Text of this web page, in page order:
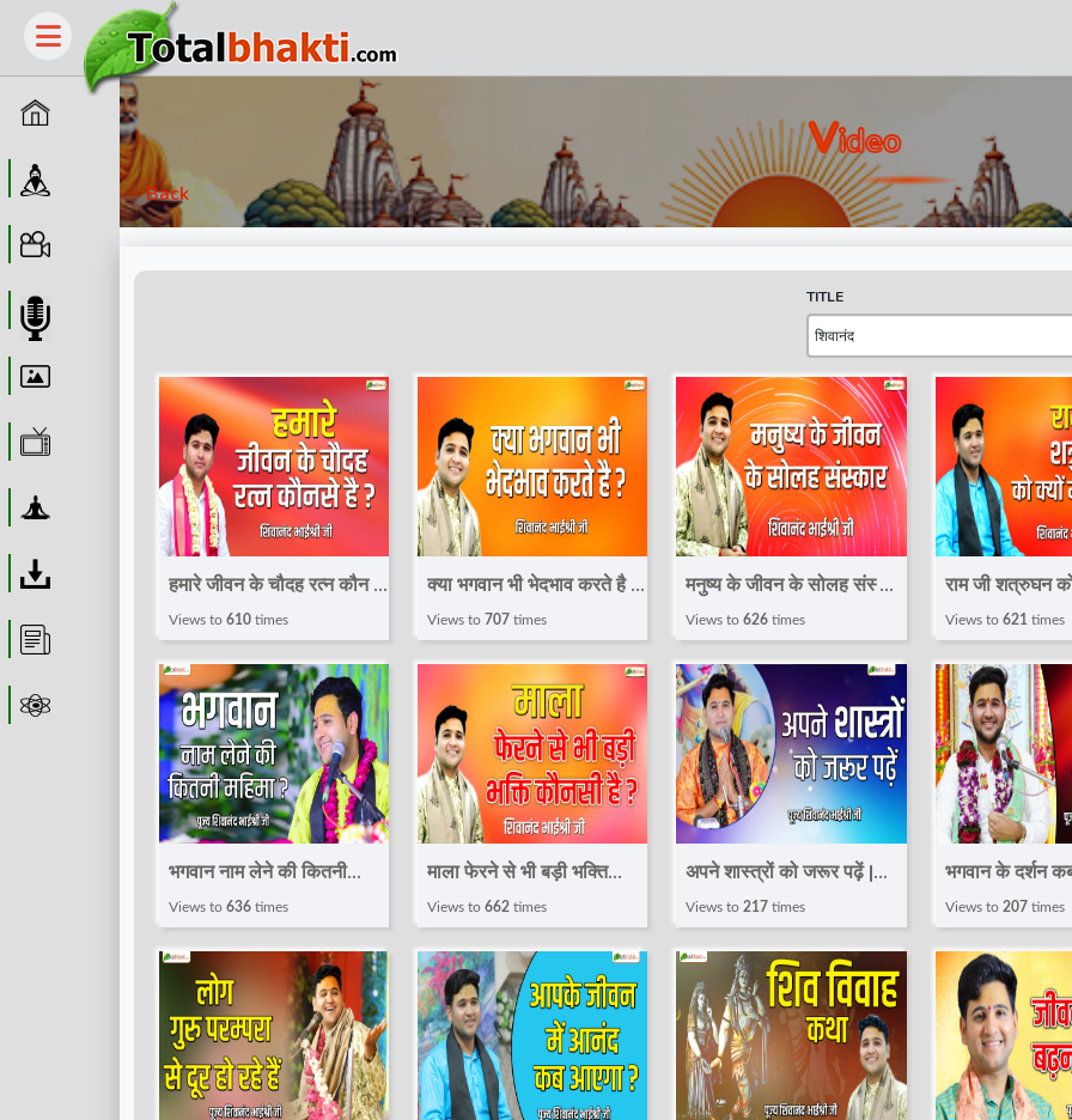
Home
Guru
Wallpaper
Download
Astrolager
VIdeo
Back
TITLE
हमारे जीवन के चौदह रत्न कौन से
है ? | Speech | Shivanand
Bhaishri Ji | Total bhakti
Views to 610 times
क्या भगवान भी भेदभाव करते है ?
| Speech | Shivanand
Bhaishri Ji | Total bhakti
Views to 707 times
मनुष्य के जीवन के सोलह संस्कार
| Speech | Shivanand
Bhaishri Ji | Total bhakti
Views to626 times
राम जी शत्रुघन
दौड़े | Speech |
Bhaishri Ji |
Views to 621 times
भगवान नाम लेने की कितनी
महिमा ? | Speech |
Shivanand Bhaishri Ji |
Total bhakti
Views to 636 times
माला फेरने से भी बड़ी भक्ति
कौनसी है ? | Speech |
Shivanand Bhaishri Ji |
Total bhakti
Views to662 times
अपने शास्त्रों को जरूर पढ़ें |
Speech | Shivanand
Bhaishri Ji | Total bhakti
Views to217 times
भगवान के दर्शन
Speech |
Bhaishri Ji |
Views to 207 times